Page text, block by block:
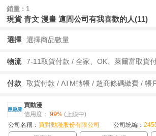
銷量 : 1
現貨 青文 漫畫 這間公司有我喜歡的人(11)
選擇 選擇商品數量
物流
付款 取貨付款 / ATM轉帳 / 超商條碼繳費 / 帳
買動漫
信用度： 99% (上線中)
公司名稱： 買對動漫股份有限公司 公司統編：